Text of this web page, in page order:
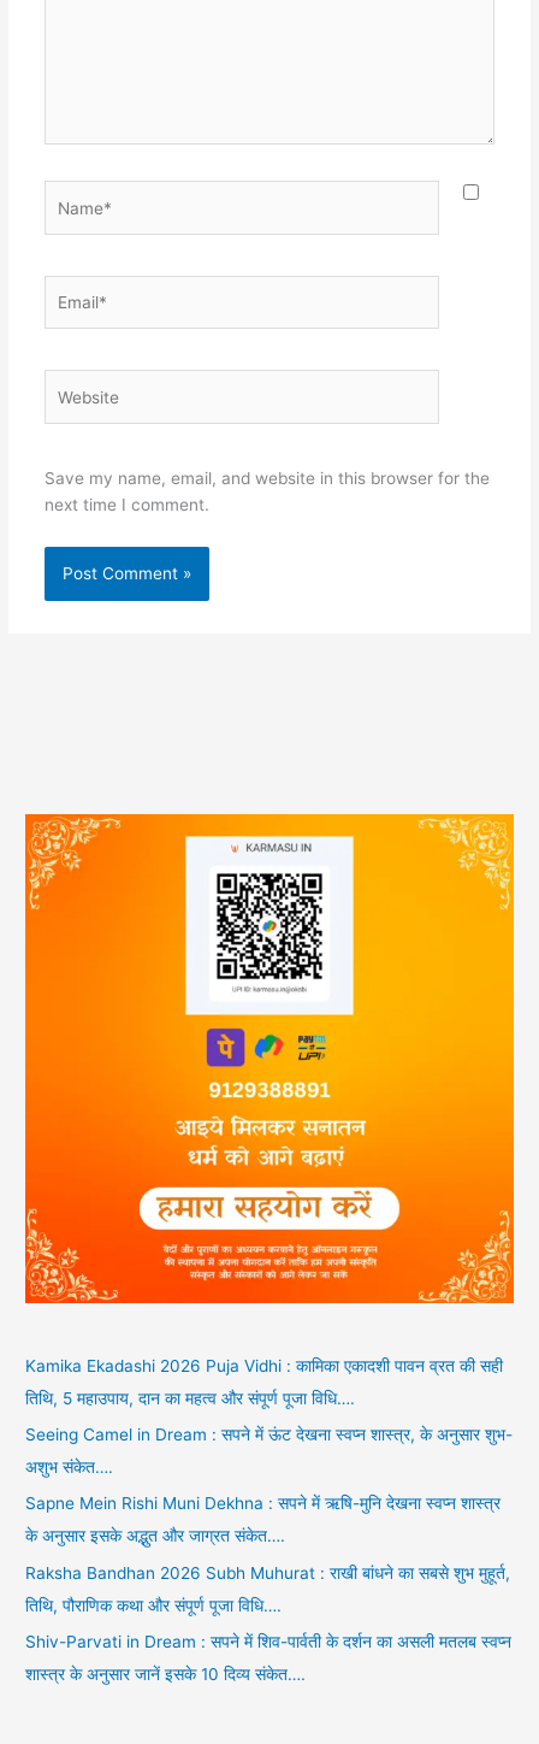
Save my name, email, and website in this browser for the
next time I comment.
Kamika Ekadashi 2026 Puja Vidhi : कामिका एकादशी पावन व्रत की सही
तिथि, 5 महाउपाय, दान का महत्व और संपूर्ण पूजा विधि….
Seeing Camel in Dream : सपने में ऊंट देखना स्वप्न शास्त्र, के अनुसार शुभ-
अशुभ संकेत….
Sapne Mein Rishi Muni Dekhna : सपने में ऋषि-मुनि देखना स्वप्न शास्त्र
के अनुसार इसके अद्भुत और जाग्रत संकेत….
Raksha Bandhan 2026 Subh Muhurat : राखी बांधने का सबसे शुभ मुहूर्त,
तिथि, पौराणिक कथा और संपूर्ण पूजा विधि….
Shiv-Parvati in Dream : सपने में शिव-पार्वती के दर्शन का असली मतलब स्वप्न
शास्त्र के अनुसार जानें इसके 10 दिव्य संकेत….